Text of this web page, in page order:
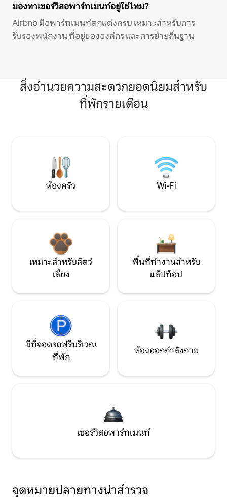
มองหาเซอร์วิสอพาร์ทเมนท์อยู่ใช่ไหม?
Airbnb มีอพาร์ทเมนท์ตกแต่งครบ เหมาะสำหรับการ
รับรองพนักงาน ที่อยู่ขององค์กร และการย้ายถิ่นฐาน
สิ่งอำนวยความสะดวกยอดนิยมสำหรับ
ที่พักรายเดือน
ห้องครัว Wi-Fi
เหมาะสำหรับสัตว์
เลี้ยง
พื้นที่ทำงานสำหรับ
แล็ปท็อป
มีที่จอดรถฟรีบริเวณ
ที่พัก
ห้องออกกำลังกาย
เซอร์วิสอพาร์ทเมนท์
จุดหมายปลายทางน่าสำรวจ